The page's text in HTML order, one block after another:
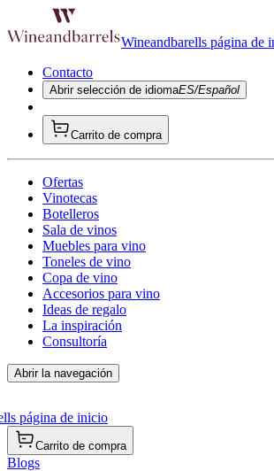
Wineandbarells página de
Contacto
Abrir selección de idiomaES/Español
Carrito de compra
Ofertas
Vinotecas
Botelleros
Sala de vinos
Muebles para vino
Toneles de vino
Copa de vino
Accesorios para vino
Ideas de regalo
La inspiración
Consultoría
Abrir la navegación
página de inicio
Carrito de compra
Blogs